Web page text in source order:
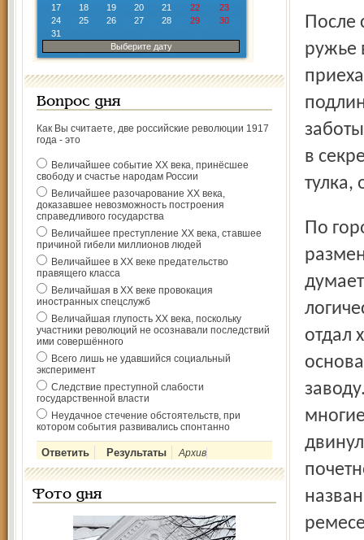
17
18 19 20 21 22
23
24
25 26 27 28 29
30
31
Выберите дату
Вопрос дня
Как Вы считаете, две российские революции 1917
года - это
Величайшее событие ХХ века, принёсшее
свободу и счастье народам России
Величайшее разочарование ХХ века,
доказавшее невозможность построения
справедливого государства
Величайшее преступление ХХ века, ставшее
причиной гибели миллионов людей
Величайшее в ХХ веке предательство
правящего класса
Величайшая в ХХ веке провокация
иностранных спецслужб
Величайшая глупость ХХ века, поскольку
участники революций не осознавали последствий
ими совершённого
Всего лишь не удавшийся социальный
эксперимент
Следствие преступной слабости
государственной власти
Неудачное стечение обстоятельств, при
котором события развивались спонтанно
Архив
Фото дня
После смерти Хрущева наследники сдали антикварное
ружье
в
тулка,
По гороскопу Иван Васильевич, благополучно
отдал